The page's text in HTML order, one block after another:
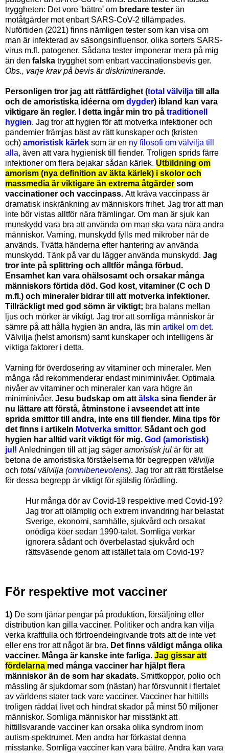
tryggheten: Det vore 'bättre' om bredare tester än
motåtgärder mot enbart SARS-CoV-2 tillämpades.
Nuförtiden (2021) finns nämligen tester som kan visa om
man är infekterad av säsongsinfluensor, olika sorters SARS-
virus m.fl. patogener. Sådana tester imponerar mera på mig
än den falska trygghet som enbart vaccinationsbevis ger.
Obs., varje krav på bevis är diskriminerande.
Personligen tror jag att rättfärdighet (total välvilja till alla
och de amoristiska idéerna om dygder) ibland kan vara
viktigare än regler. I detta ingår min tro på traditionell
hygien. Jag tror att hygien för att motverka infektioner och
pandemier främjas bäst av rätt kunskaper och (kristen
och) amoristisk kärlek som är en ny filosofi om välvilja till
alla, även att vara hygienisk till fiender. Troligen sprids färre
infektioner om flera bejakar sådan kärlek. Utbildning om
amorism (nya definition av äkta kärlek) i skolor och
massmedia är viktigare än extrema åtgärder som
vaccinationer och vaccinpass. Att kräva vaccinpass är
dramatisk inskränkning av människors frihet. Jag tror att man
inte bör vistas alltför nära främlingar. Om man är sjuk kan
munskydd vara bra att använda om man ska vara nära andra
människor. Varning, munskydd fylls med mikrober när de
används. Tvätta händerna efter hantering av använda
munskydd. Tänk på var du lägger använda munskydd. Jag
tror inte på splittring och alltför många förbud .
Ensamhet kan vara ohälsosamt och orsakar många
människors förtida död. God kost, vitaminer (C och D
m.fl.) och mineraler bidrar till att motverka infektioner.
Tillräckligt med god sömn är viktigt; bra balans mellan
ljus och mörker är viktigt. Jag tror att somliga människor är
sämre på att hålla hygien än andra, läs min artikel om det.
Välvilja (helst amorism) samt kunskaper och intelligens är
viktiga faktorer i detta.
Varning för överdosering av vitaminer och mineraler. Men
många råd rekommenderar endast miniminivåer. Optimala
nivåer av vitaminer och mineraler kan vara högre än
miniminivåer. Jesu budskap om att älska sina fiender är
nu lättare att förstå, åtminstone i avseendet att inte
sprida smittor till andra, inte ens till fiender. Mina tips för
det finns i artikeln Motverka smittor. Sådant och god
hygien har alltid varit viktigt för mig. God (amoristisk)
jul! Anledningen till att jag säger amoristisk jul är för att
betona de amoristiska förståelserna för begreppen välvilja
och total välvilja (omnibenevolens). Jag tror att rätt förståelse
för dessa begrepp är viktigt för själslig förädling.
Hur många dör av Covid-19 respektive med Covid-19?
Jag tror att olämplig och extrem invandring har belastat
Sverige, ekonomi, samhälle, sjukvård och orsakat
onödiga köer sedan 1990-talet. Somliga verkar
ignorera sådant och överbelastad sjukvård och
rättsväsende genom att istället tala om Covid-19?
För respektive mot vacciner
1) De som tjänar pengar på produktion, försäljning eller
distribution kan gilla vacciner. Politiker och andra kan vilja
verka kraftfulla och förtroendeingivande trots att de inte vet
eller ens tror att något är bra. Det finns väldigt många olika
vacciner. Många är kanske inte farliga. Jag gissar att
fördelarna med många vacciner har hjälpt flera
människor än de som har skadats. Smittkoppor, polio och
mässling är sjukdomar som (nästan) har försvunnit i flertalet
av världens stater tack vare vacciner. Vacciner har hittills
troligen räddat livet och hindrat skador på minst 50 miljoner
människor. Somliga människor har misstänkt att
hittillsvarande vacciner kan orsaka olika syndrom inom
autism-spektrumet. Men andra har förkastat denna
misstanke. Somliga vacciner kan vara bättre. Andra kan vara